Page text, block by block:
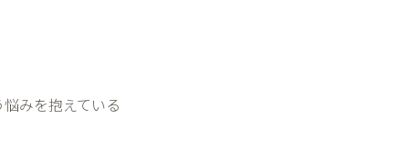
みを抱えている